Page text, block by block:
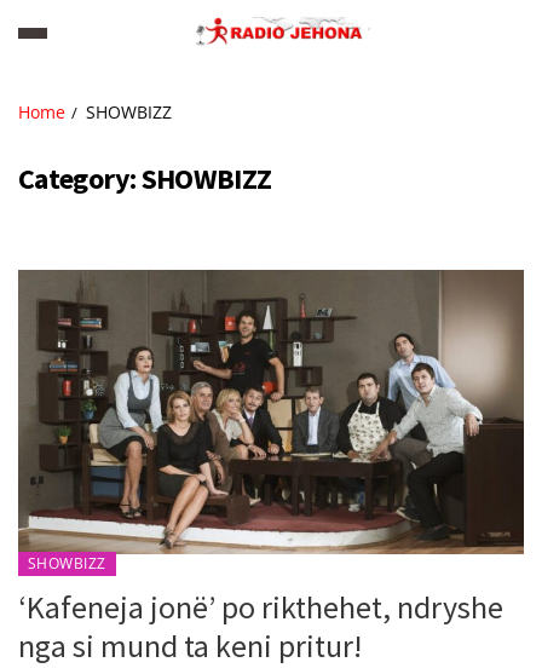
Home SHOWBIZZ
Category:SHOWBIZZ
SHOWBIZZ
‘Kafeneja jonë’ po rikthehet, ndryshe
nga si mund ta keni pritur!